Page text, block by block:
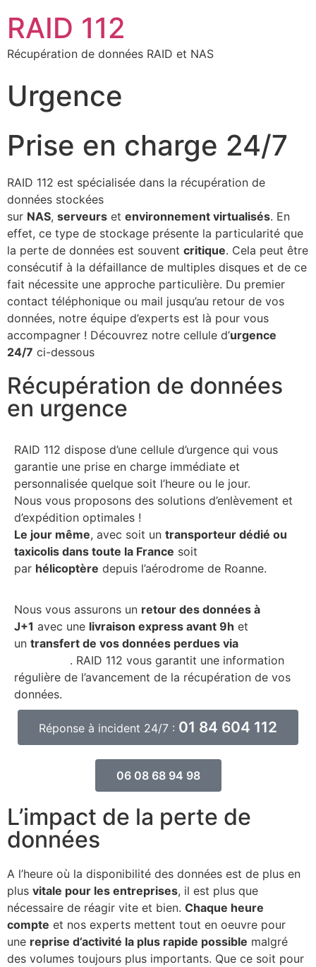
RAID 112
Récupération de données RAID et NAS
Urgence
Prise en charge 24/7
RAID 112 est spécialisée dans la récupération de
données stockées
sur NAS, serveurs et environnement virtualisés. En
effet, ce type de stockage présente la particularité que
la perte de données est souvent critique. Cela peut être
consécutif à la défaillance de multiples disques et de ce
fait nécessite une approche particulière. Du premier
contact téléphonique ou mail jusqu’au retour de vos
données, notre équipe d’experts est là pour vous
accompagner ! Découvrez notre cellule d’urgence
24/7 ci-dessous
Récupération de données
en urgence
RAID 112 dispose d’une cellule d’urgence qui vous
garantie une prise en charge immédiate et
personnalisée quelque soit l’heure ou le jour.
Nous vous proposons des solutions d’enlèvement et
d’expédition optimales !
Le jour même, avec soit un transporteur dédié ou
taxicolis dans toute la France soit
par hélicoptère depuis l’aérodrome de Roanne.
Nous vous assurons un retour des données à
J+1 avec une livraison express avant 9h et
un transfert de vos données perdues via
. RAID 112 vous garantit une information
régulière de l’avancement de la récupération de vos
données.
Réponse à incident 24/7 : 01 84 604 112
06 08 68 94 98
L’impact de la perte de
données
A l’heure où la disponibilité des données est de plus en
plus vitale pour les entreprises, il est plus que
nécessaire de réagir vite et bien. Chaque heure
compte et nos experts mettent tout en oeuvre pour
une reprise d’activité la plus rapide possible malgré
des volumes toujours plus importants. Que ce soit pour